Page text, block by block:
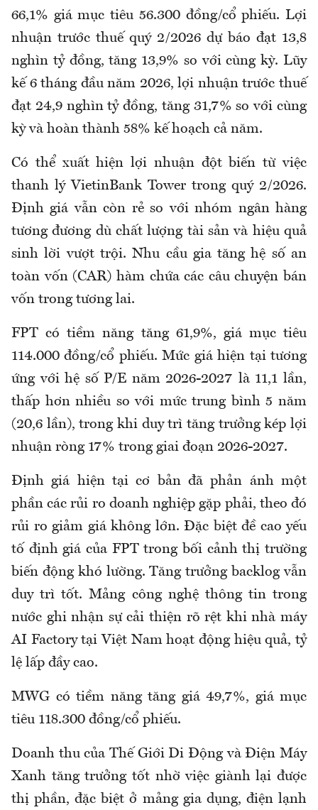
66,1% giá mục tiêu 56.300 đồng/cổ phiếu. Lợi
nhuận trước thuế quý 2/2026 dự báo đạt 13,8
nghìn tỷ đồng, tăng 13,9% so với cùng kỳ. Lũy
kế 6 tháng đầu năm 2026, lợi nhuận trước thuế
đạt 24,9 nghìn tỷ đồng, tăng 31,7% so với cùng
kỳ và hoàn thành 58% kế hoạch cả năm.
Có thể xuất hiện lợi nhuận đột biến từ việc
thanh lý VietinBank Tower trong quý 2/2026.
Định giá vẫn còn rẻ so với nhóm ngân hàng
tương đương dù chất lượng tài sản và hiệu quả
sinh lời vượt trội. Nhu cầu gia tăng hệ số an
toàn vốn (CAR) hàm chứa các câu chuyện bán
vốn trong tương lai.
FPT có tiềm năng tăng 61,9%, giá mục tiêu
114.000 đồng/cổ phiếu. Mức giá hiện tại tương
ứng với hệ số P/E năm 2026-2027 là 11,1 lần,
thấp hơn nhiều so với mức trung bình 5 năm
(20,6 lần), trong khi duy trì tăng trưởng kép lợi
nhuận ròng 17% trong giai đoạn 2026-2027.
Định giá hiện tại cơ bản đã phản ánh một
phần các rủi ro doanh nghiệp gặp phải, theo đó
rủi ro giảm giá không lớn. Đặc biệt đề cao yếu
tố định giá của FPT trong bối cảnh thị trường
biến động khó lường. Tăng trưởng backlog vẫn
duy trì tốt. Mảng công nghệ thông tin trong
nước ghi nhận sự cải thiện rõ rệt khi nhà máy
AI Factory tại Việt Nam hoạt động hiệu quả, tỷ
lệ lấp đầy cao.
MWG có tiềm năng tăng giá 49,7%, giá mục
tiêu 118.300 đồng/cổ phiếu.
Doanh thu của Thế Giới Di Động và Điện Máy
Xanh tăng trưởng tốt nhờ việc giành lại được
thị phần, đặc biệt ở mảng gia dụng, điện lạnh